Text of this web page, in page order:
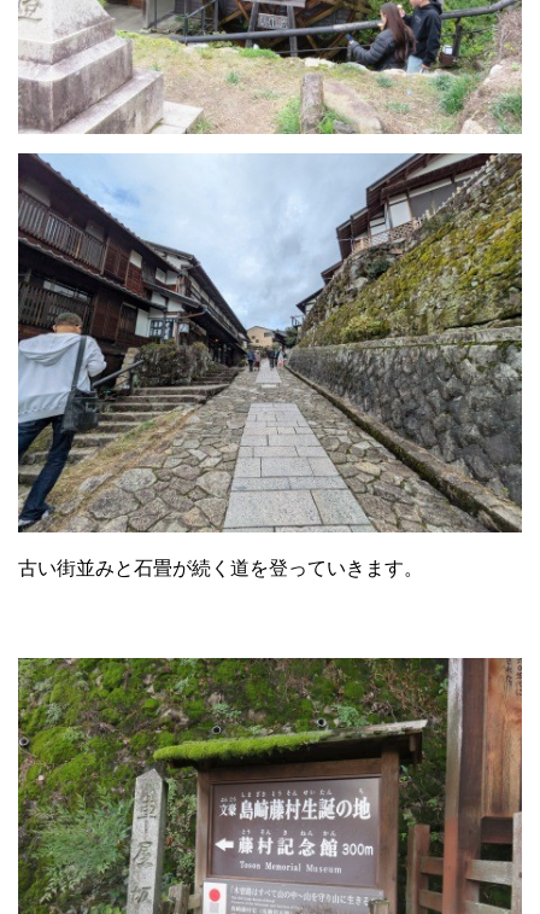
古い街並みと石畳が続く道を登っていきます。